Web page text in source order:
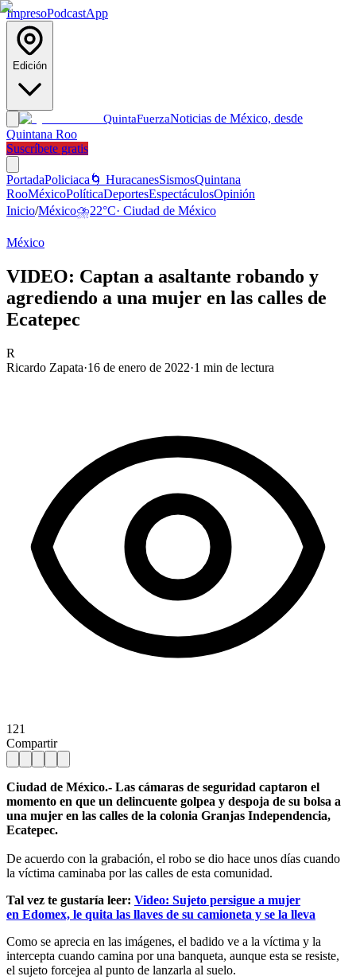
ImpresoPodcastApp
Edición
QuintaFuerzaNoticias de México, desde
Quintana Roo
Suscríbete gratis
PortadaPoliciaca 🌀 HuracanesSismosQuintana
RooMéxicoPolíticaDeportesEspectáculosOpinión
Inicio/México⛈️22°C· Ciudad de México
México
VIDEO: Captan a asaltante robando y
agrediendo a una mujer en las calles de
Ecatepec
R
Ricardo Zapata·16 de enero de 2022·1 min de lectura
121
Compartir
Ciudad de México.- Las cámaras de seguridad captaron el
momento en que un delincuente golpea y despoja de su bolsa a
una mujer en las calles de la colonia Granjas Independencia,
Ecatepec.
De acuerdo con la grabación, el robo se dio hace unos días cuando
la víctima caminaba por las calles de esta comunidad.
Tal vez te gustaría leer: Video: Sujeto persigue a mujer
en Edomex, le quita las llaves de su camioneta y se la lleva
Como se aprecia en las imágenes, el badido ve a la víctima y la
intercepta cuando camina por una banqueta, aunque esta se resiste,
el sujeto forcejea al punto de lanzarla al suelo.